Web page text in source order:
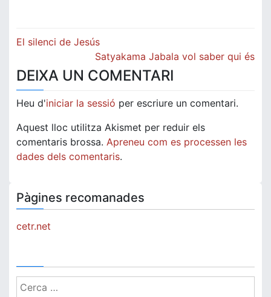
Navegació
d'entrades
El silenci de Jesús
Satyakama Jabala vol saber qui és
DEIXA UN COMENTARI
Heu d'iniciar la sessió per escriure un comentari.
Aquest lloc utilitza Akismet per reduir els
comentaris brossa. Apreneu com es processen les
dades dels comentaris.
Pàgines recomanades
cetr.net
Cerca: